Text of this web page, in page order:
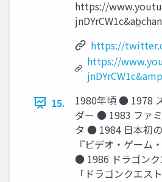
https://
https://
https://
15.
1980年頃 ● 1978
ダー ● 1983 ファ
タ ● 1984 ⽇本初
『ビデオ・ゲーム
● 1986 ドラゴンク
「ドラゴンクエス